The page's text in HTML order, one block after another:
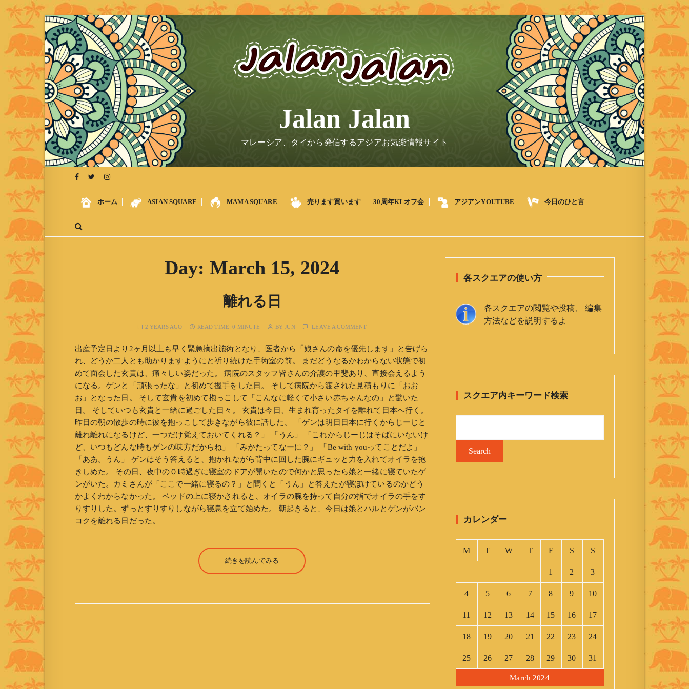
S
k
i
p
t
o
c
o
n
e
n
Jalan Jalan
マレーシア、タイから発信するアジアお気楽情報サイト
ホーム ASIAN SQUARE MAMA SQUARE 売ります買います 30周年KLオフ会 アジアンYOUTUBE 今日のひと言
Day: March 15, 2024
離れる日
2 YEARS AGO READ TIME:0 MINUTE BYJUN LEAVE A COMMENT
出産予定日より2ヶ月以上も早く緊急摘出施術となり、医者から「娘さんの命を優先します」と告げら
れ、どうか二人とも助かりますようにと祈り続けた手術室の前。 まだどうなるかわからない状態で初
めて面会した玄貴は、痛々しい姿だった。 病院のスタッフ皆さんの介護の甲斐あり、直接会えるよう
になる。ゲンと「頑張ったな」と初めて握手をした日。 そして病院から渡された見積もりに「おお
お」となった日。 そして玄貴を初めて抱っこして「こんなに軽くて小さい赤ちゃんなの」と驚いた
日。 そしていつも玄貴と一緒に過ごした日々。 玄貴は今日、生まれ育ったタイを離れて日本へ行く。
昨日の朝の散歩の時に彼を抱っこして歩きながら彼に話した。 「ゲンは明日日本に行くからじーじと
離れ離れになるけど、一つだけ覚えておいてくれる？」 「うん」 「これからじーじはそばにいないけ
ど、いつもどんな時もゲンの味方だからね」 「みかたってなーに？」 「Be with youってことだよ」
「ああ。うん」 ゲンはそう答えると、抱かれながら背中に回した腕にギュッと力を入れてオイラを抱
きしめた。 その日、夜中の０時過ぎに寝室のドアが開いたので何かと思ったら娘と一緒に寝ていたゲ
ンがいた。カミさんが「ここで一緒に寝るの？」と聞くと「うん」と答えたが寝ぼけているのかどう
かよくわからなかった。 ベッドの上に寝かされると、オイラの腕を持って自分の指でオイラの手をす
りすりした。ずっとすりすりしながら寝息を立て始めた。 朝起きると、今日は娘とハルとゲンがバン
コクを離れる日だった。
続きを読んでみる
各スクエアの使い方
各スクエアの閲覧や投稿、 編集
方法などを説明するよ
スクエア内キーワード検索
カレンダー
March 2024
M T W T F S S
1 2 3
4 5 6 7 8 9 10
11 12 13 14 15 16 17
18 19 20 21 22 23 24
25 26 27 28 29 30 31